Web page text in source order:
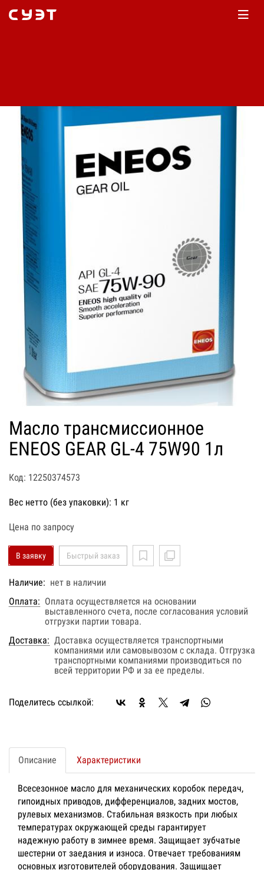
Масло трансмиссионное
ENEOS GEAR GL-4 75W90 1л
Код: 12250374573
Вес нетто (без упаковки): 1 кг
Цена по запросу
В заявку Быстрый заказ
Наличие: нет в наличии
Оплата: Оплата осуществляется на основании
выставленного счета, после согласования условий
отгрузки партии товара.
Доставка: Доставка осуществляется транспортными
компаниями или самовывозом с склада. Отгрузка
транспортными компаниями производиться по
всей территории РФ и за ее пределы.
Поделитесь ссылкой:
Описание Характеристики
Всесезонное масло для механических коробок передач,
гипоидных приводов, дифференциалов, задних мостов,
рулевых механизмов. Стабильная вязкость при любых
температурах окружающей среды гарантирует
надежную работу в зимнее время. Защищает зубчатые
шестерни от заедания и износа. Отвечает требованиям
основных изготовителей оборудования. Защищает